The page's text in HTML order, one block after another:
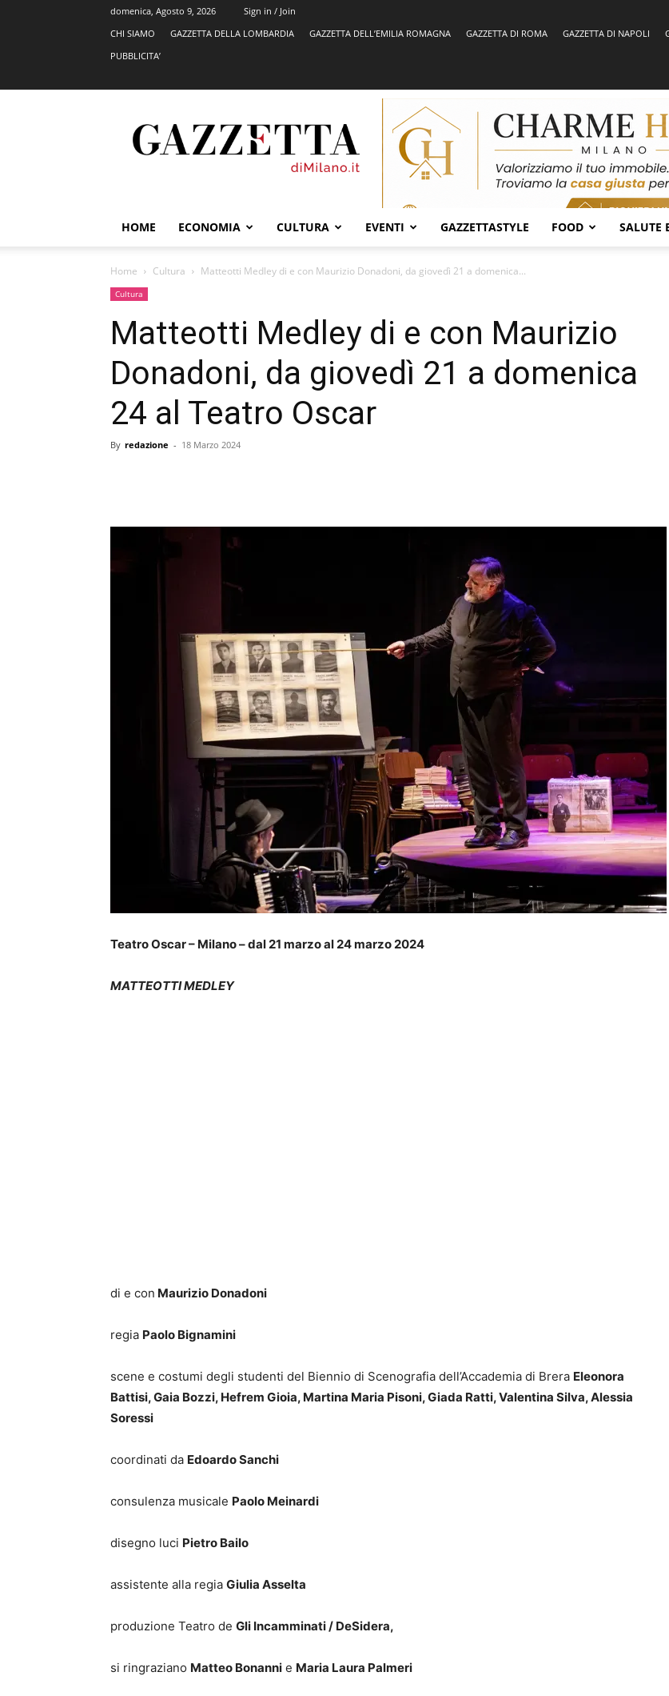
domenica, Agosto 9, 2026
Sign in / Join
CHI SIAMO
GAZZETTA DELLA LOMBARDIA GAZZETTA DELL’EMILIA ROMAGNA GAZZETTA DI ROMA GAZZETTA DI NAPOLI
PUBBLICITA’
HOME ECONOMIA CULTURA EVENTI GAZZETTASTYLE FOOD SALUTE
Home Cultura Matteotti Medley di e con Maurizio Donadoni, da giovedì 21 a domenica...
Cultura
Matteotti Medley di e con Maurizio
Donadoni, da giovedì 21 a domenica
24 al Teatro Oscar
By redazione - 18 Marzo 2024
Teatro Oscar – Milano – dal 21 marzo al 24 marzo 2024
MATTEOTTI MEDLEY
di e con Maurizio Donadoni
regia Paolo Bignamini
scene e costumi degli studenti del Biennio di Scenografia dell’Accademia di Brera Eleonora
Battisi, Gaia Bozzi, Hefrem Gioia, Martina Maria Pisoni, Giada Ratti, Valentina Silva, Alessia
Soressi
coordinati da Edoardo Sanchi
consulenza musicale Paolo Meinardi
disegno luci Pietro Bailo
assistente alla regia Giulia Asselta
produzione Teatro de Gli Incamminati / DeSidera,
si ringraziano Matteo Bonanni e Maria Laura Palmeri